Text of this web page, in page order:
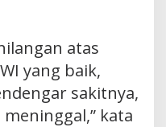
atas
yang baik,
sakitnya,
kata